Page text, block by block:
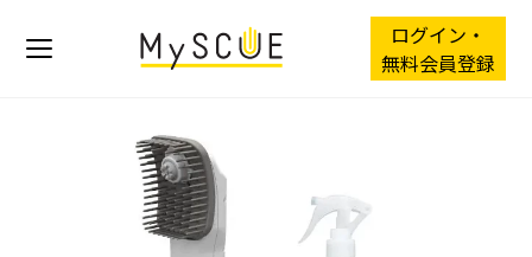
ログイン・
無料会員登録